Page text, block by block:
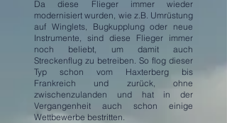
Da diese Flieger immer wieder
modernisiert wurden, wie z.B. Umrüstung
auf Winglets, Bugkupplung oder neue
Instrumente, sind diese Flieger immer
noch beliebt, um damit auch
Streckenflug zu betreiben. So flog dieser
Typ schon vom Haxterberg bis
Frankreich und zurück, ohne
zwischenzulanden und hat in der
Vergangenheit auch schon einige
Wettbewerbe bestritten.